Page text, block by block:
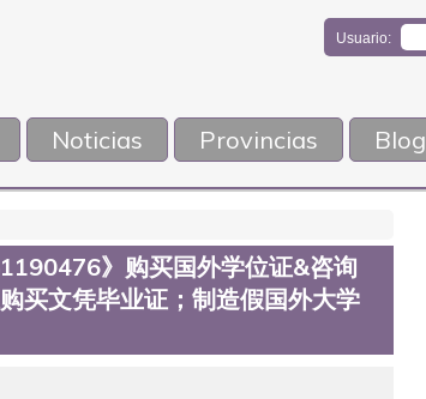
Usuario:
Noticias Provincias Blog
》购买国外学位证&咨询
买文凭毕业证；制造假国外大学